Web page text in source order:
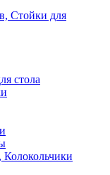
Стойки для
стола